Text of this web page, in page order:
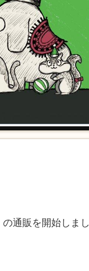
通販を開始しまし